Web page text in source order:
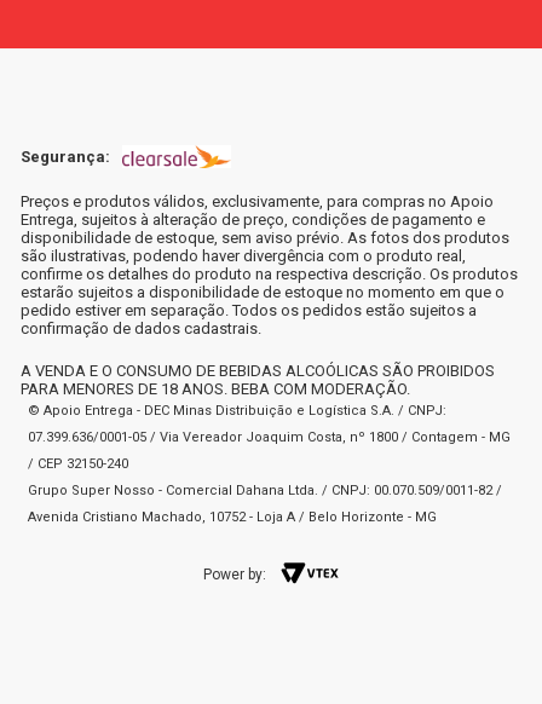
Segurança:
Preços e produtos válidos, exclusivamente, para compras no Apoio
Entrega, sujeitos à alteração de preço, condições de pagamento e
disponibilidade de estoque, sem aviso prévio. As fotos dos produtos
são ilustrativas, podendo haver divergência com o produto real,
confirme os detalhes do produto na respectiva descrição. Os produtos
estarão sujeitos a disponibilidade de estoque no momento em que o
pedido estiver em separação. Todos os pedidos estão sujeitos a
confirmação de dados cadastrais.
A VENDA E O CONSUMO DE BEBIDAS ALCOÓLICAS SÃO PROIBIDOS
PARA MENORES DE 18 ANOS. BEBA COM MODERAÇÃO.
© Apoio Entrega - DEC Minas Distribuição e Logística S.A. / CNPJ:
07.399.636/0001-05 / Via Vereador Joaquim Costa, nº 1800 / Contagem - MG
/ CEP 32150-240
Grupo Super Nosso - Comercial Dahana Ltda. / CNPJ: 00.070.509/0011-82 /
Avenida Cristiano Machado, 10752 - Loja A / Belo Horizonte - MG
Power by: